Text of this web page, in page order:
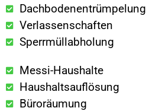
Dachbodenentrümpelung
Verlassenschaften
Sperrmüllabholung
Messi-Haushalte
Haushaltsauflösung
Büroräumung